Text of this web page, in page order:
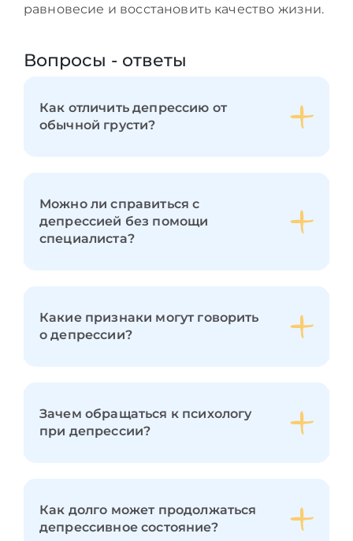
равновесие и восстановить качество жизни.
Вопросы - ответы
Как отличить депрессию от
обычной грусти?
Можно ли справиться с
депрессией без помощи
специалиста?
Какие признаки могут говорить
о депрессии?
Зачем обращаться к психологу
при депрессии?
Как долго может продолжаться
депрессивное состояние?